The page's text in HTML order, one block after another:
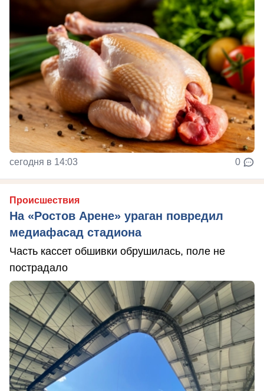
сегодня в 14:03 0
Происшествия
На «Ростов Арене» ураган повредил
медиафасад стадиона
Часть кассет обшивки обрушилась, поле не
пострадало